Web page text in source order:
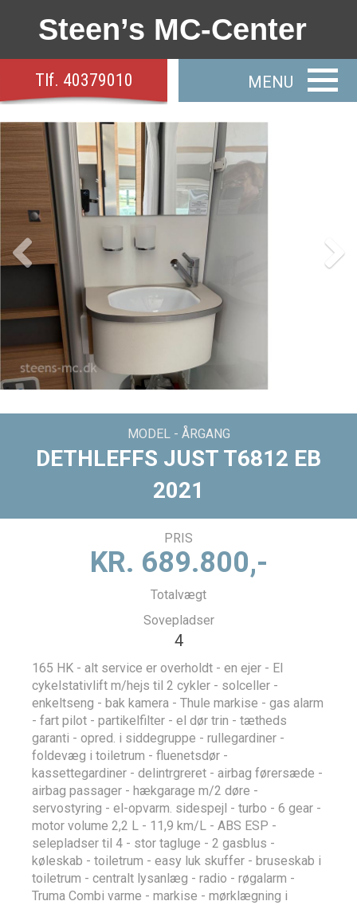
Steen’s MC-Center
Tlf. 40379010
MODEL - ÅRGANG
DETHLEFFS JUST T6812 EB
2021
PRIS
KR. 689.800,-
Totalvægt
Sovepladser
4
165 HK - alt service er overholdt - en ejer - El
cykelstativlift m/hejs til 2 cykler - solceller -
enkeltseng - bak kamera - Thule markise - gas alarm
- fart pilot - partikelfilter - el dør trin - tætheds
garanti - opred. i siddegruppe - rullegardiner -
foldevæg i toiletrum - fluenetsdør -
kassettegardiner - delintrgreret - airbag førersæde -
airbag passager - hækgarage m/2 døre -
servostyring - el-opvarm. sidespejl - turbo - 6 gear -
motor volume 2,2 L - 11,9 km/L - ABS ESP -
selepladser til 4 - stor tagluge - 2 gasblus -
køleskab - toiletrum - easy luk skuffer - bruseskab i
toiletrum - centralt lysanlæg - radio - røgalarm -
Truma Combi varme - markise - mørklægning i